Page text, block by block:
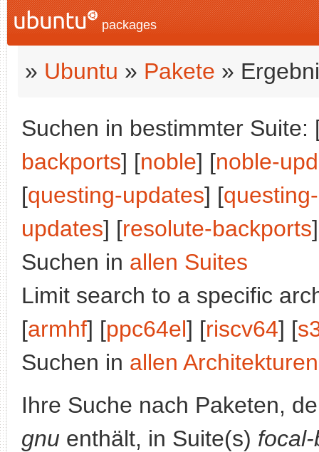
packages
» Ubuntu » Pakete »
Suchen in bestimmter Suite:
backports] [noble] [noble-
[questing-updates] [
updates] [resolute-backports
Suchen in allen Suites
Limit search to a specific
[armhf] [ppc64el] [riscv64] [
Suchen in allen Architekturen
Ihre Suche nach Paketen,
gnu enthält, in Suite(s)